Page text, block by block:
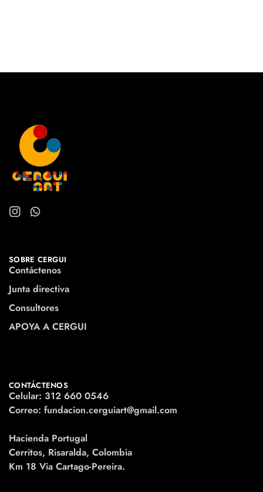
SOBRE CERGUI
Contáctenos
Junta directiva
Consultores
APOYA A CERGUI
CONTÁCTENOS
Celular: 312 660 0546
Correo: fundacion.cerguiart@gmail.com
Hacienda Portugal
Cerritos, Risaralda, Colombia
Km 18 Via Cartago-Pereira.